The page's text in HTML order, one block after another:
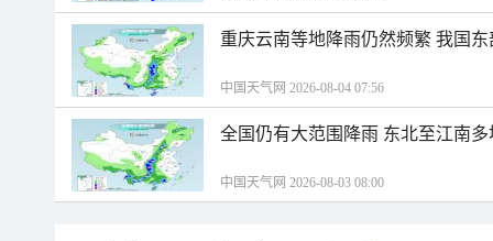
重庆云南等地降雨仍然频繁 我国
中国天气网 2026-08-04 07:56
全国仍有大范围降雨 东北至江南
中国天气网 2026-08-03 08:00